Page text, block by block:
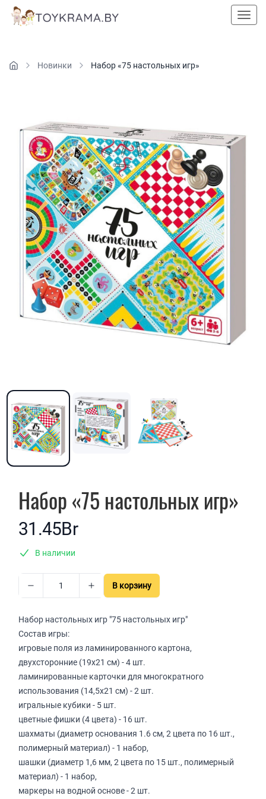
Новинки Набор «75 настольных игр»
Набор «75 настольных игр»
31.45Br
В наличии
В корзину
Набор настольных игр "75 настольных игр"
Состав игры:
игровые поля из ламинированного картона,
двухсторонние (19х21 см) - 4 шт.
ламинированные карточки для многократного
использования (14,5х21 см) - 2 шт.
игральные кубики - 5 шт.
цветные фишки (4 цвета) - 16 шт.
шахматы (диаметр основания 1.6 см, 2 цвета по 16 шт.,
полимерный материал) - 1 набор,
шашки (диаметр 1,6 мм, 2 цвета по 15 шт., полимерный
материал) - 1 набор,
маркеры на водной основе - 2 шт.